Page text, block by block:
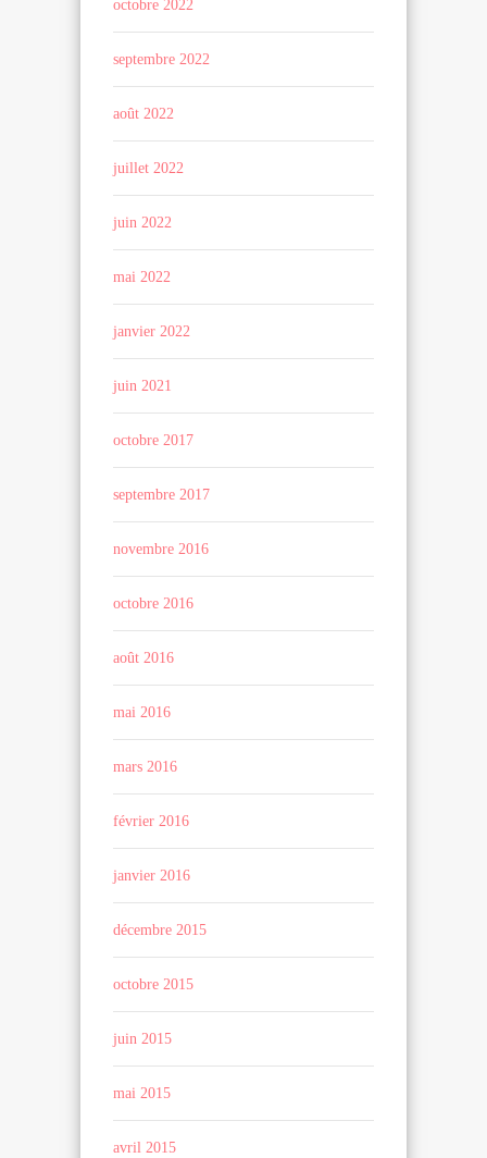
octobre 2022
septembre 2022
août 2022
juillet 2022
juin 2022
mai 2022
janvier 2022
juin 2021
octobre 2017
septembre 2017
novembre 2016
octobre 2016
août 2016
mai 2016
mars 2016
février 2016
janvier 2016
décembre 2015
octobre 2015
juin 2015
mai 2015
avril 2015